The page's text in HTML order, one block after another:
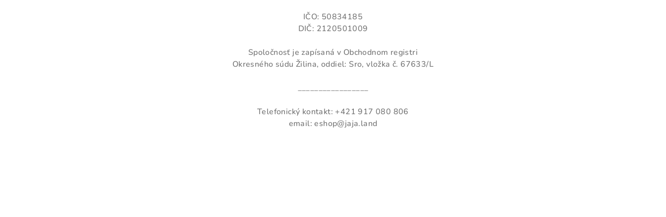
IČO: 50834185
DIČ: 2120501009
Spoločnosť je zapísaná v Obchodnom registri
Okresného súdu Žilina, oddiel: Sro, vložka č. 67633/L
_________________
Telefonický kontakt: +421 917 080 806
email: eshop@jaja.land